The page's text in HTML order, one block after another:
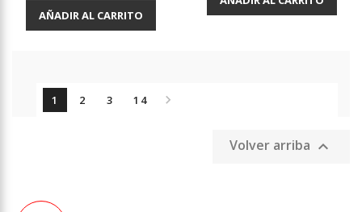
AÑADIR AL CARRITO
1 2 3 14 
Volver arriba 